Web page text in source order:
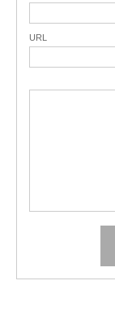
URL